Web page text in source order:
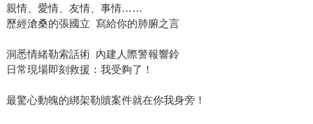
親情、愛情、友情、事情……
歷經滄桑的張國立 寫給你的肺腑之言
洞悉情緒勒索話術 內建人際警報響鈴
日常現場即刻救援：我受夠了！
最驚心動魄的綁架勒贖案件就在你我身旁！